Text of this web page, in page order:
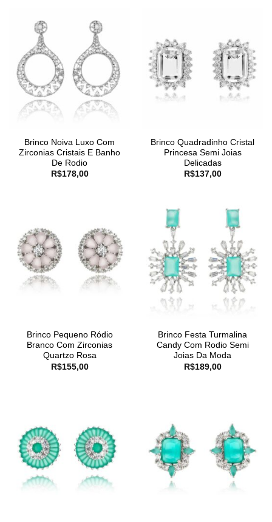
Brinco Noiva Luxo Com
Zirconias Cristais E Banho
De Rodio
R$178,00
Brinco Quadradinho Cristal
Princesa Semi Joias
Delicadas
R$137,00
Brinco Pequeno Ródio
Branco Com Zirconias
Quartzo Rosa
R$155,00
Brinco Festa Turmalina
Candy Com Rodio Semi
Joias Da Moda
R$189,00